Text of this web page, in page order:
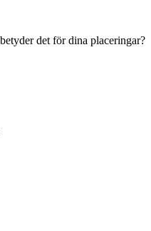
det för dina placeringar?